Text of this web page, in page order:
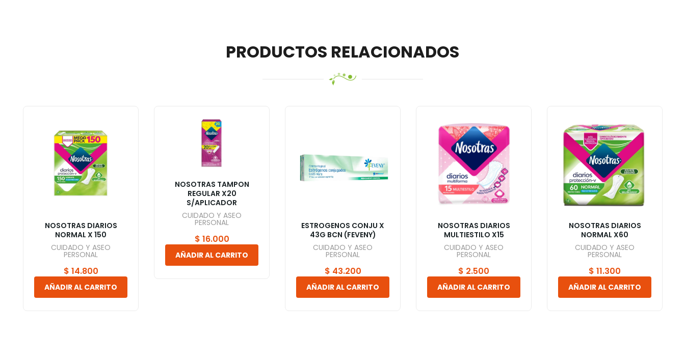
PRODUCTOS RELACIONADOS
NOSOTRAS DIARIOS
NORMAL X 150
CUIDADO Y ASEO
PERSONAL
$ 14.800
AÑADIR AL CARRITO
NOSOTRAS TAMPON
REGULAR X20
S/APLICADOR
CUIDADO Y ASEO
PERSONAL
$ 16.000
AÑADIR AL CARRITO
ESTROGENOS CONJU X
43G BCN (FEVENY)
CUIDADO Y ASEO
PERSONAL
$ 43.200
AÑADIR AL CARRITO
NOSOTRAS DIARIOS
MULTIESTILO X15
CUIDADO Y ASEO
PERSONAL
$ 2.500
AÑADIR AL CARRITO
NOSOTRAS DIARIOS
NORMAL X60
CUIDADO Y ASEO
PERSONAL
$ 11.300
AÑADIR AL CARRITO